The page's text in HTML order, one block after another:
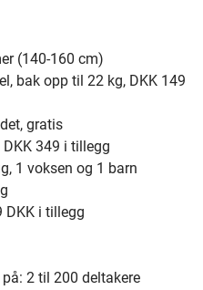
(140-160 cm)
bak opp til 22 kg, DKK 149
gratis
349 i tillegg
1 voksen og 1 barn
DKK i tillegg
2 til 200 deltakere